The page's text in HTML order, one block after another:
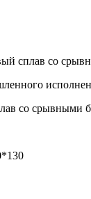
сплав со
со срывными